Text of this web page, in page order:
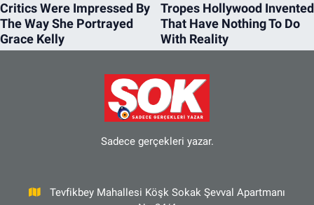
Sadece gerçekleri yazar.
Tevfikbey Mahallesi Köşk Sokak Şevval Apartmanı